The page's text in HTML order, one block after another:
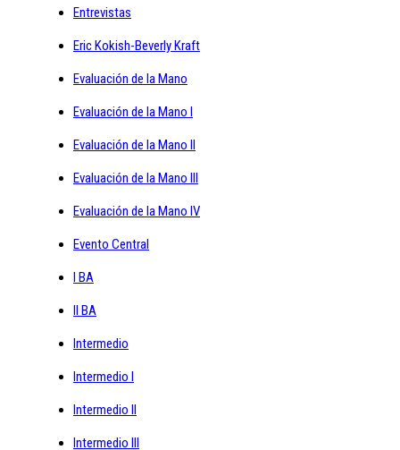
Entrevistas
Eric Kokish-Beverly Kraft
Evaluación de la Mano
Evaluación de la Mano I
Evaluación de la Mano II
Evaluación de la Mano III
Evaluación de la Mano IV
Evento Central
I BA
II BA
Intermedio
Intermedio I
Intermedio II
Intermedio III